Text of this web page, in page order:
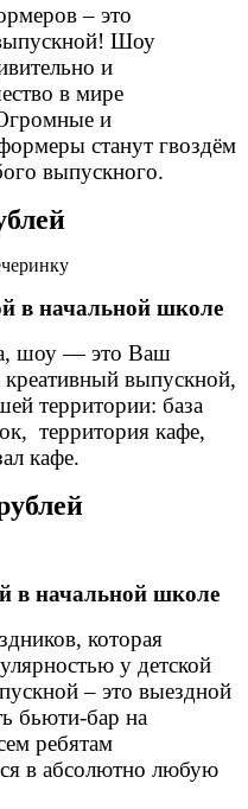
– это
Шоу
и
в мире
и
станут гвоздём
выпускного.
в начальной школе
шоу — это Ваш
выпускной,
территории: база
территория кафе,
кафе.
в начальной школе
которая
у детской
– это выездной
бьюти-бар на
ребятам
в абсолютно любую